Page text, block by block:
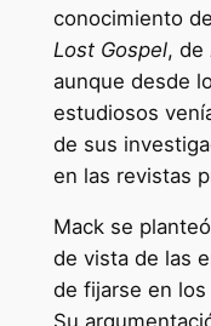
conocimiento
Lost Gospel, de
aunque desde
estudiosos
de sus
en las revistas
Mack se
de vista de las
de fijarse en